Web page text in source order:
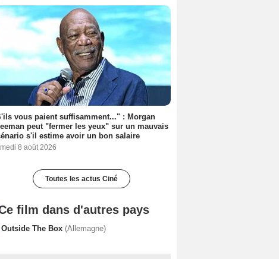
vous paient suffisamment..." : Morgan
peut "fermer les yeux" sur un mauvais
s'il estime avoir un bon salaire
8 août 2026
Toutes les actus Ciné
film dans d'autres pays
Outside The Box (Allemagne)